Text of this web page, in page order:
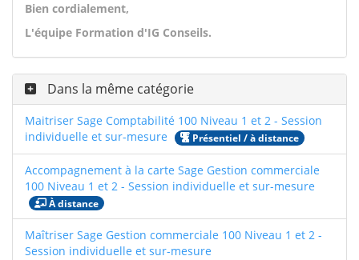
Bien cordialement,
L'équipe Formation d'IG Conseils.
Dans la même catégorie
Maitriser Sage Comptabilité 100 Niveau 1 et 2 - Session
individuelle et sur-mesure
Présentiel / à distance
Accompagnement à la carte Sage Gestion commerciale
100 Niveau 1 et 2 - Session individuelle et sur-mesure
À distance
Maîtriser Sage Gestion commerciale 100 Niveau 1 et 2 -
Session individuelle et sur-mesure